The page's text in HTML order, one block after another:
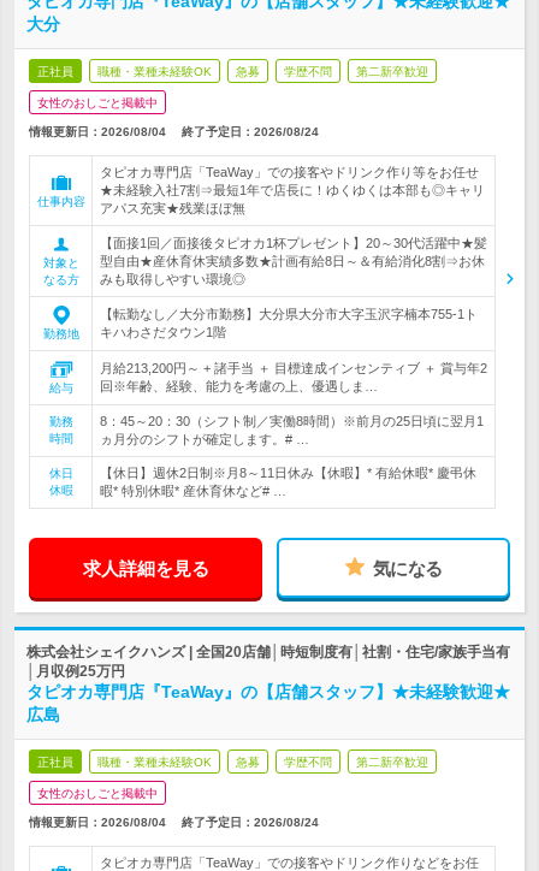
大分
正社員 職種・業種未経験OK 急募 学歴不問 第二新卒歓迎
女性のおしごと掲載中
情報更新日：2026/08/04 終了予定日： 2026/08/24
仕事内容
タピオカ専門店「TeaWay」での接客やドリンク作り等をお任せ
★未経験入社7割⇒最短1年で店長に！ゆくゆくは本部も◎キャリ
アパス充実★残業ほぼ無
対象と
なる方
【面接1回／面接後タピオカ1杯プレゼント】20～30代活躍中★髪
型自由★産休育休実績多数★計画有給8日～＆有給消化8割⇒お休
みも取得しやすい環境◎
勤務地
【転勤なし／大分市勤務】大分県大分市大字玉沢字楠本755-1ト
キハわさだタウン1階
給与
月給213,200円～ + 諸手当 ＋ 目標達成インセンティブ ＋ 賞与年2
回※年齢、経験、能力を考慮の上、優遇しま…
勤務
時間
8：45～20：30（シフト制／実働8時間）※前月の25日頃に翌月1
ヵ月分のシフトが確定します。# …
休日
休暇
【休日】週休2日制※月8～11日休み【休暇】* 有給休暇* 慶弔休
暇* 特別休暇* 産休育休など# …
求人詳細を見る 気になる
株式会社シェイクハンズ | 全国20店舗│時短制度有│社割・住宅/家族手当有
│月収例25万円
タピオカ専門店『TeaWay』の【店舗スタッフ】★未経験歓迎★
広島
正社員 職種・業種未経験OK 急募 学歴不問 第二新卒歓迎
女性のおしごと掲載中
情報更新日：2026/08/04 終了予定日： 2026/08/24
タピオカ専門店「TeaWay」での接客やドリンク作りなどをお任